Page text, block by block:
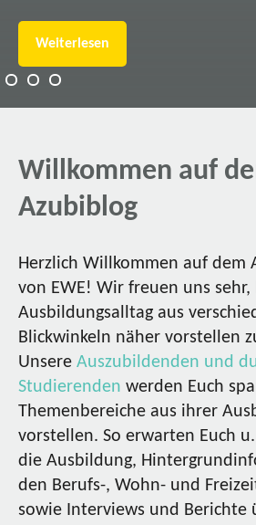
Weiterlesen
Willkommen auf
Azubiblog
Herzlich Willkommen auf dem
von EWE! Wir freuen uns
Ausbildungsalltag aus
Blickwinkeln näher vorstellen
Unsere Auszubildenden und
Studierenden werden Euch
Themenbereiche aus ihrer
vorstellen. So erwarten Euch
die Ausbildung,
den Berufs-, Wohn- und
sowie Interviews und Berichte